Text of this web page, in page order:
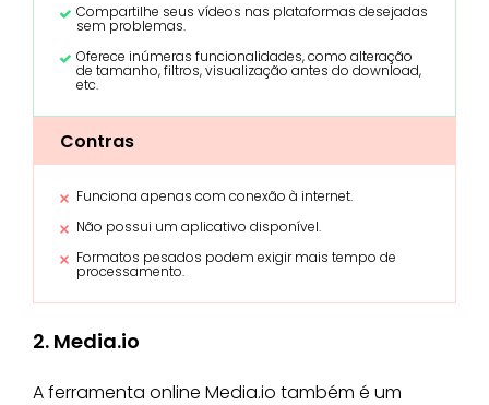
Compartilhe seus vídeos nas plataformas desejadas
sem problemas.
Oferece inúmeras funcionalidades, como alteração
de tamanho, filtros, visualização antes do download,
etc.
Contras
Funciona apenas com conexão à internet.
Não possui um aplicativo disponível.
Formatos pesados podem exigir mais tempo de
processamento.
2. Media.io
A ferramenta online Media.io também é um